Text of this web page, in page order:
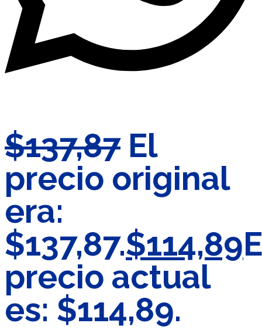
$137,87 El
precio original
era:
$137,87.$114,89
precio actual
es: $114,89.